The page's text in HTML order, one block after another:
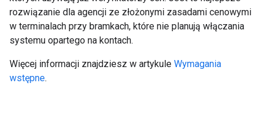
rozwiązanie dla agencji ze złożonymi zasadami cenowymi
w terminalach przy bramkach, które nie planują włączania
systemu opartego na kontach.
Więcej informacji znajdziesz w artykule Wymagania
wstępne.